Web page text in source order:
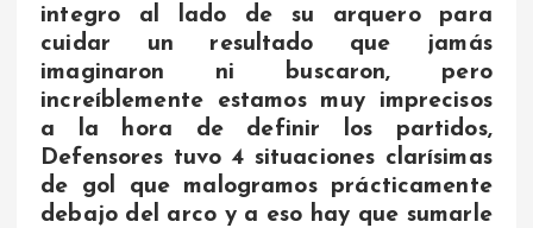
integro al lado de su arquero para
cuidar un resultado que jamás
imaginaron ni buscaron, pero
increíblemente estamos muy imprecisos
a la hora de definir los partidos,
Defensores tuvo 4 situaciones clarísimas
de gol que malogramos prácticamente
debajo del arco y a eso hay que sumarle